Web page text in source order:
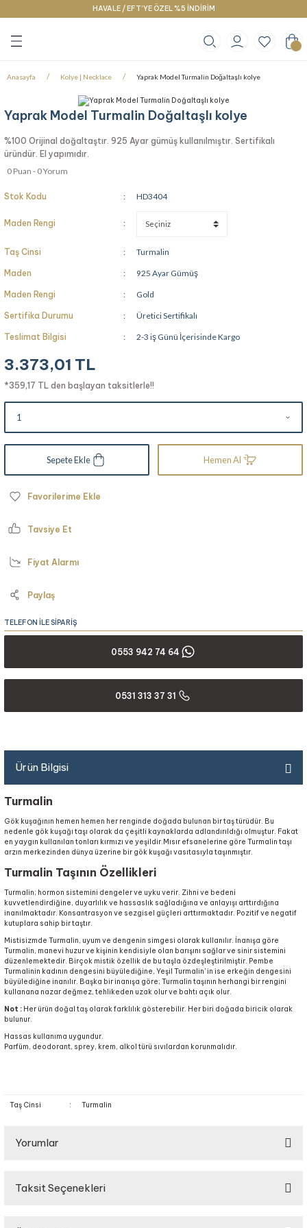
HAVALE / EFT’YE ÖZEL %5 İNDİRİM
Geri Dön
Geri Dön
Geri Dön
Anasayfa Kolye | Necklace Yaprak Model Turmalin Doğaltaşlı kolye
Yaprak Model Turmalin Doğaltaşlı kolye
%100 Orijinal doğaltaştır. 925 Ayar gümüş kullanılmıştır. Sertifikalı
üründür. El yapımıdır.
0 Puan - 0 Yorum
Stok Kodu HD3404
Maden Rengi
Taş Cinsi Turmalin
Maden 925 Ayar Gümüş
Maden Rengi Gold
Sertifika Durumu Üretici Sertifikalı
Teslimat Bilgisi 2-3 iş Günü İçerisinde Kargo
3.373,01 TL
*359,17 TL den başlayan taksitlerle!!
Sepete Ekle Hemen Al
Tavsiye Et
Fiyat Alarmı
Paylaş
TELEFON İLE SİPARİŞ
0553 942 74 64
0531 313 37 31
Ürün Bilgisi
Turmalin
Gök kuşağının hemen hemen her renginde doğada bulunan bir taş türüdür. Bu
nedenle gök kuşağı taşı olarak da çeşitli kaynaklarda adlandırıldığı olmuştur. Fakat
en yaygın kullanılan tonları kırmızı ve yeşildir.Mısır efsanelerine göre Turmalin taşı
arzın merkezinden dünya üzerine bir gök kuşağı vasıtasıyla taşınmıştır.
Turmalin Taşının Özellikleri
Turmalin; hormon sistemini dengeler ve uyku verir. Zihni ve bedeni
kuvvetlendirdiğine, duyarlılık ve hassaslık sağladığına ve anlayışı arttırdığına
inanılmaktadır. Konsantrasyon ve sezgisel güçleri arttırmaktadır. Pozitif ve negatif
kutuplara sahip bir taştır.
Mistisizmde Turmalin, uyum ve dengenin simgesi olarak kullanılır. İnanışa göre
Turmalin, manevi huzur ve kişinin kendisiyle olan barışını sağlar ve sinir sistemini
düzenlemektedir. Birçok mistik özellik de bu taşla özdeşleştirilmiştir. Pembe
Turmalinin kadının dengesini büyülediğine, Yeşil Turmalin' in ise erkeğin dengesini
büyülediğine inanılır. Başka bir inanışa göre; Turmalin taşının herhangi bir rengini
kullanana nazar değmez, tehlikeden uzak olur ve bahtı açık olur.
Not : Her ürün doğal taş olarak farklılık gösterebilir. Her biri doğada biricik olarak
bulunur.
Hassas kullanıma uygundur.
Parfüm, deodorant, sprey, krem, alkol türü sıvılardan korunmalıdır.
Taş Cinsi : Turmalin
Yorumlar
Taksit Seçenekleri